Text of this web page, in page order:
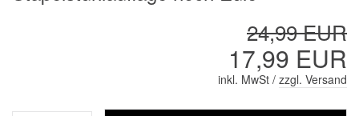
24,99 EUR
17,99 EUR
inkl. MwSt / zzgl. Versand